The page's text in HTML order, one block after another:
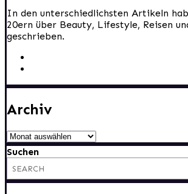
In den unterschiedlichsten Artikeln
20ern über Beauty, Lifestyle, Reisen
geschrieben.
Archiv
Archiv
Suchen